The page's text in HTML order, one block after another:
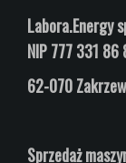
Labora.Energy
NIP 777 331 86
62-070
Sprzedaż